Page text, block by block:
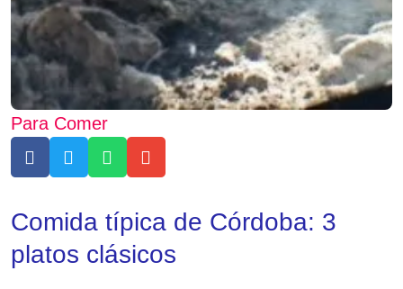
Para Comer
Comida típica de Córdoba: 3
platos clásicos